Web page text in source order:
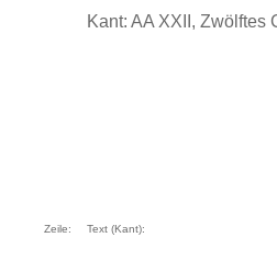
Kant: AA XXII, Zwölftes
Zeile: Text (Kant):